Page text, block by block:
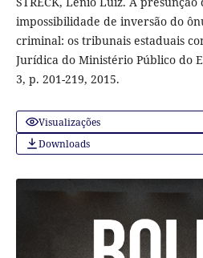
impossibilidade de inversão do
criminal: os tribunais estaduais
Jurídica do Ministério Público do
3, p. 201-219, 2015.
Visualizações
Downloads